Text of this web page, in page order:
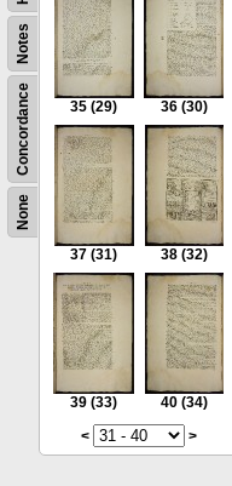
None
Concordance
Notes
35 (29) 36 (30)
37 (31) 38 (32)
39 (33) 40 (34)
<
>